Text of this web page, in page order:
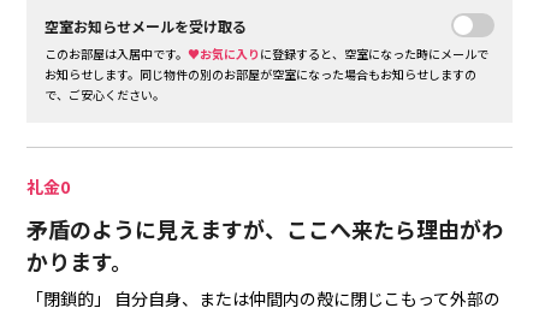
空室お知らせメールを受け取る
このお部屋は入居中です。♥お気に入り に登録すると、空室になった時にメールで
お知らせします。同じ物件の別のお部屋が空室になった場合もお知らせしますの
で、ご安心ください。
礼金0
矛盾のように見えますが、ここへ来たら理由がわ
かります。
「閉鎖的」
自分自身、または仲間内の殻に閉じこもって外部の